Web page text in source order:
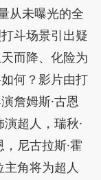
从未曝光的全
斗场景引出疑
而降、化险为
何？影片由打
詹姆斯·古恩
超人，瑞秋·
尼古拉斯·霍
角将为超人